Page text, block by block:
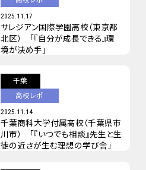
2025.11.17
サレジアン国際学園高校（東京都
北区） 「『自分が成長できる』環
境が決め手」
千葉
高校レポ
2025.11.14
千葉商科大学付属高校（千葉県市
川市） 「『いつでも相談』先生と生
徒の近さが生む理想の学び舎」